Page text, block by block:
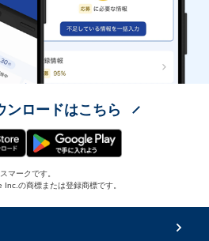
ンロードはこちら
マークです。
の商標または登録商標です。